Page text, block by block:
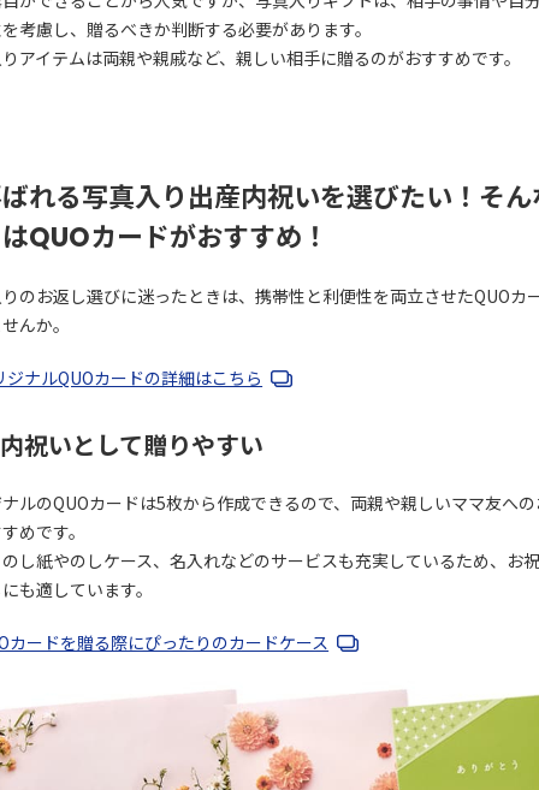
考慮し、贈るべきか判断する必要があります。
アイテムは両親や親戚など、親しい相手に贈るのがおすすめです。
れる写真入り出産内祝いを選びたい！そ
QUOカードがおすすめ！
のお返し選びに迷ったときは、携帯性と利便性を両立させたQUOカ
んか。
ジナルQUOカードの詳細はこちら
祝いとして贈りやすい
ルのQUOカードは5枚から作成できるので、両親や親しいママ友へ
めです。
し紙やのしケース、名入れなどのサービスも充実しているため、お
も適しています。
カードを贈る際にぴったりのカードケース